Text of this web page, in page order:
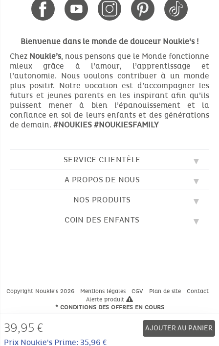
39,95 € AJOUTER AU PANIER
Prix Noukie's Prime: 35,96 €
Bienvenue dans le monde de douceur Noukie's !
Chez Noukie’s, nous pensons que le Monde fonctionne
mieux grâce à l’amour, l’apprentissage et
l’autonomie. Nous voulons contribuer à un monde
plus positif. Notre vocation est d’accompagner les
futurs et jeunes parents en les inspirant afin qu’ils
puissent mener à bien l’épanouissement et la
confiance en soi de leurs enfants et des générations
de demain. #NOUKIES #NOUKIESFAMILY
SERVICE CLIENTÈLE
QUESTIONS FRÉQUENTES (FAQ)
CONTACTEZ-NOUS
CGV
A PROPOS DE NOUS
NOS VALEURS
NOTRE HISTOIRE
NOS PRODUITS
BRODERIE
COIN DES ENFANTS
Copyright Noukie's 2026 Mentions légales CGV Plan de site
Contact
Alerte produit
* CONDITIONS DES OFFRES EN COURS